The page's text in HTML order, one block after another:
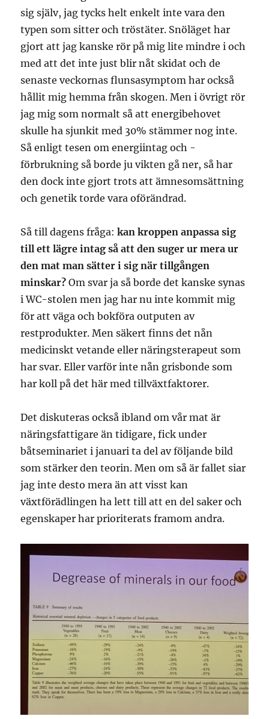
sig själv, jag tycks helt enkelt inte vara den
typen som sitter och tröstäter. Snöläget har
gjort att jag kanske rör på mig lite mindre i och
med att det inte just blir nåt skidat och de
senaste veckornas flunsasymptom har också
hållit mig hemma från skogen. Men i övrigt rör
jag mig som normalt så att energibehovet
skulle ha sjunkit med 30% stämmer nog inte.
Så enligt tesen om energiintag och -
förbrukning så borde ju vikten gå ner, så har
den dock inte gjort trots att ämnesomsättning
och genetik torde vara oförändrad.
Så till dagens fråga:kan kroppen anpassa sig
till ett lägre intag så att den suger ur mera ur
den mat man sätter i sig när tillgången
minskar? Om svar ja så borde det kanske synas
i WC-stolen men jag har nu inte kommit mig
för att väga och bokföra outputen av
restprodukter. Men säkert finns det nån
medicinskt vetande eller näringsterapeut som
har svar. Eller varför inte nån grisbonde som
har koll på det här med tillväxtfaktorer.
Det diskuteras också ibland om vår mat är
näringsfattigare än tidigare, fick under
båtseminariet i januari ta del av följande bild
som stärker den teorin. Men om så är fallet siar
jag inte desto mera än att visst kan
växtförädlingen ha lett till att en del saker och
egenskaper har prioriterats framom andra.